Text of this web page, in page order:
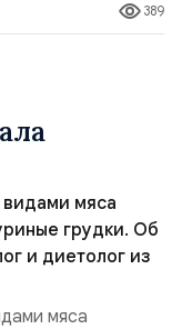
продуктов,
на увеличение
389
мяса
грудки. Об
и диетолог из
мяса